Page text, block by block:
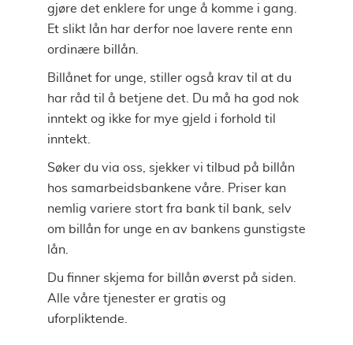
gjøre det enklere for unge å komme i gang.
Et slikt lån har derfor noe lavere rente enn
ordinære billån.
Billånet for unge, stiller også krav til at du
har råd til å betjene det. Du må ha god nok
inntekt og ikke for mye gjeld i forhold til
inntekt.
Søker du via oss, sjekker vi tilbud på billån
hos samarbeidsbankene våre. Priser kan
nemlig variere stort fra bank til bank, selv
om billån for unge en av bankens gunstigste
lån.
Du finner skjema for billån øverst på siden.
Alle våre tjenester er gratis og
uforpliktende.